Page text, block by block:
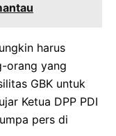
harus
orang yang
GBK untuk
Ketua DPP PDI
pers di